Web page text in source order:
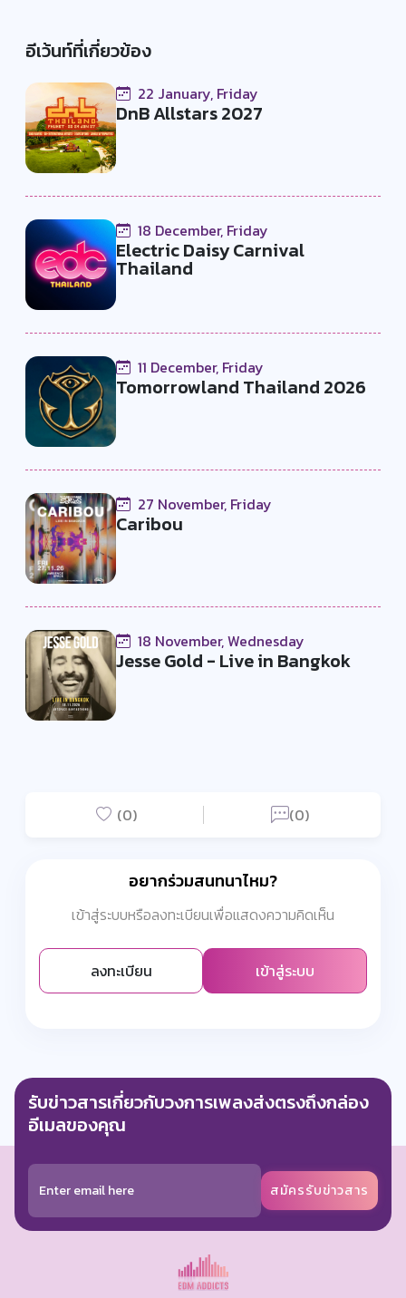
อีเว้นท์ที่เกี่ยวข้อง
22 January, Friday
DnB Allstars 2027
18 December, Friday
Electric Daisy Carnival
Thailand
11 December, Friday
Tomorrowland Thailand 2026
27 November, Friday
Caribou
18 November, Wednesday
Jesse Gold - Live in Bangkok
(0) (0)
อยากร่วมสนทนาไหม?
เข้าสู่ระบบหรือลงทะเบียนเพื่อแสดงความคิดเห็น
ลงทะเบียน เข้าสู่ระบบ
รับข่าวสารเกี่ยวกับวงการเพลงส่งตรงถึงกล่อง
อีเมลของคุณ
สมัครรับข่าวสาร